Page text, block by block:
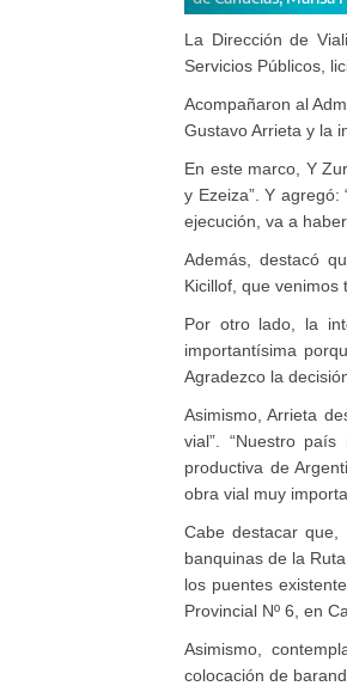
La Dirección de
Servicios Públicos,
Acompañaron al
Gustavo Arrieta y la
En este marco, Y
y Ezeiza”. Y
ejecución, va a
Además, destacó
Kicillof, que venimos
Por otro lado, la
importantísima
Agradezco la
Asimismo, Arrieta
vial”. “Nuestro
productiva de
obra vial muy
Cabe destacar
banquinas de la
los puentes
Provincial Nº 6, en
Asimismo,
colocación de